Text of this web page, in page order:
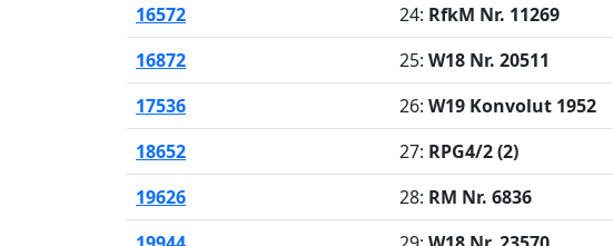
16572
24: RfkM Nr. 11269
16872
25: W18 Nr. 20511
17536
26: W19 Konvolut 1952
18652
27: RPG4/2 (2)
19626
28: RM Nr. 6836